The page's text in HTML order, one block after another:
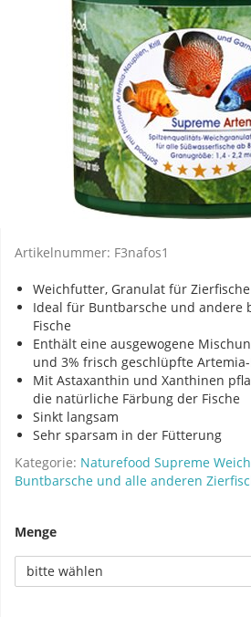
Artikelnummer: F3nafos1
Weichfutter, Granulat für
Ideal für Buntbarsche und andere
Fische
Enthält eine ausgewogene
und 3% frisch geschlüpfte
Mit Astaxanthin und Xanthinen
die natürliche Färbung der Fische
Sinkt langsam
Sehr sparsam in der Fütterung
Kategorie: Naturefood Supreme
Buntbarsche und alle anderen
Menge
bitte wählen